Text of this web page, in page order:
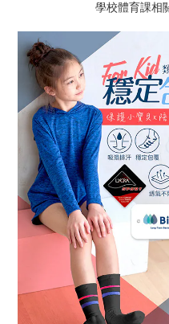
學校體育課相